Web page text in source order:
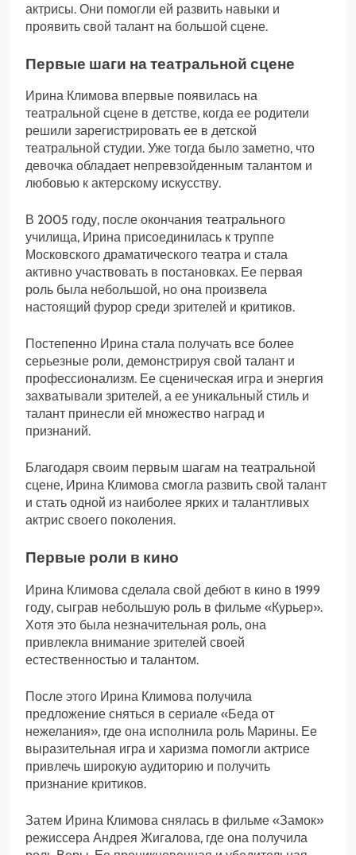
актрисы. Они помогли ей развить навыки и
проявить свой талант на большой сцене.
Первые шаги на театральной сцене
Ирина Климова впервые появилась на
театральной сцене в детстве, когда ее родители
решили зарегистрировать ее в детской
театральной студии. Уже тогда было заметно, что
девочка обладает непревзойденным талантом и
любовью к актерскому искусству.
В 2005 году, после окончания театрального
училища, Ирина присоединилась к труппе
Московского драматического театра и стала
активно участвовать в постановках. Ее первая
роль была небольшой, но она произвела
настоящий фурор среди зрителей и критиков.
Постепенно Ирина стала получать все более
серьезные роли, демонстрируя свой талант и
профессионализм. Ее сценическая игра и энергия
захватывали зрителей, а ее уникальный стиль и
талант принесли ей множество наград и
признаний.
Благодаря своим первым шагам на театральной
сцене, Ирина Климова смогла развить свой талант
и стать одной из наиболее ярких и талантливых
актрис своего поколения.
Первые роли в кино
Ирина Климова сделала свой дебют в кино в 1999
году, сыграв небольшую роль в фильме «Курьер».
Хотя это была незначительная роль, она
привлекла внимание зрителей своей
естественностью и талантом.
После этого Ирина Климова получила
предложение сняться в сериале «Беда от
нежелания», где она исполнила роль Марины. Ее
выразительная игра и харизма помогли актрисе
привлечь широкую аудиторию и получить
признание критиков.
Затем Ирина Климова снялась в фильме «Замок»
режиссера Андрея Жигалова, где она получила